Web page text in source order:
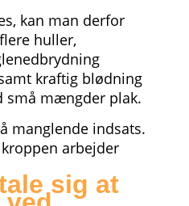
kan man derfor
huller,
kraftig blødning
små mængder plak.
manglende indsats.
arbejder
sig at